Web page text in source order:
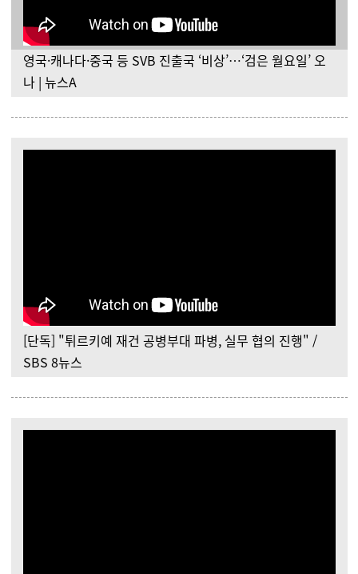
영국·캐나다·중국 등 SVB 진출국 ‘비상’…‘검은 월요일’ 오
나 | 뉴스A
[단독] "튀르키예 재건 공병부대 파병, 실무 협의 진행" /
SBS 8뉴스